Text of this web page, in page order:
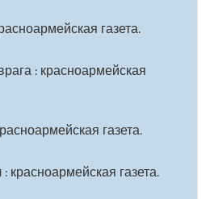
газета.
: красноармейская
газета.
красноармейская газета.